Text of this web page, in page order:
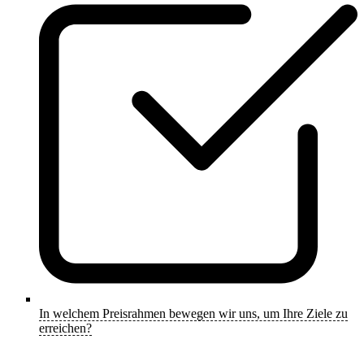
In welchem Preisrahmen bewegen wir uns, um Ihre Ziele zu
erreichen?